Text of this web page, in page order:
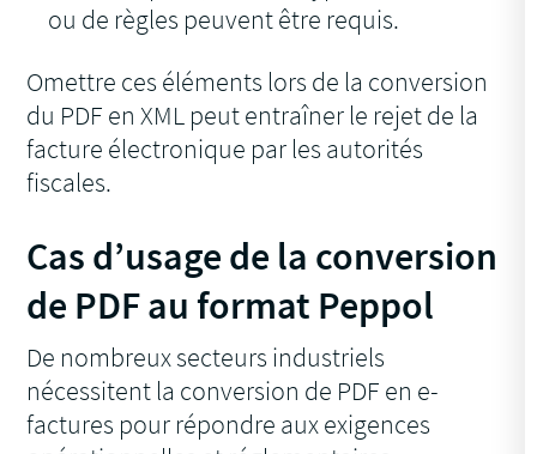
ou de règles peuvent être requis.
Omettre ces éléments lors de la conversion
du PDF en XML peut entraîner le rejet de la
facture électronique par les autorités
fiscales.
Cas d’usage de la conversion
de PDF au format Peppol
De nombreux secteurs industriels
nécessitent la conversion de PDF en e-
factures pour répondre aux exigences